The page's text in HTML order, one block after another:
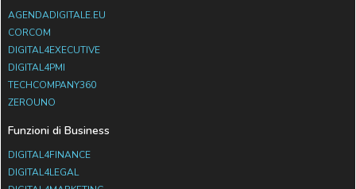
AGENDADIGITALE.EU
CORCOM
DIGITAL4EXECUTIVE
DIGITAL4PMI
TECHCOMPANY360
ZEROUNO
Funzioni di Business
DIGITAL4FINANCE
DIGITAL4LEGAL